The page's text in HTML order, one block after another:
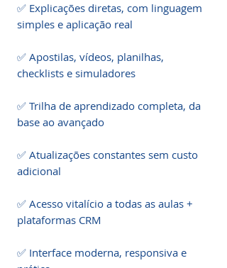
✅ Explicações diretas, com linguagem
simples e aplicação real
✅ Apostilas, vídeos, planilhas,
checklists e simuladores
✅ Trilha de aprendizado completa, da
base ao avançado
✅ Atualizações constantes sem custo
adicional
✅ Acesso vitalício a todas as aulas +
plataformas CRM
✅ Interface moderna, responsiva e